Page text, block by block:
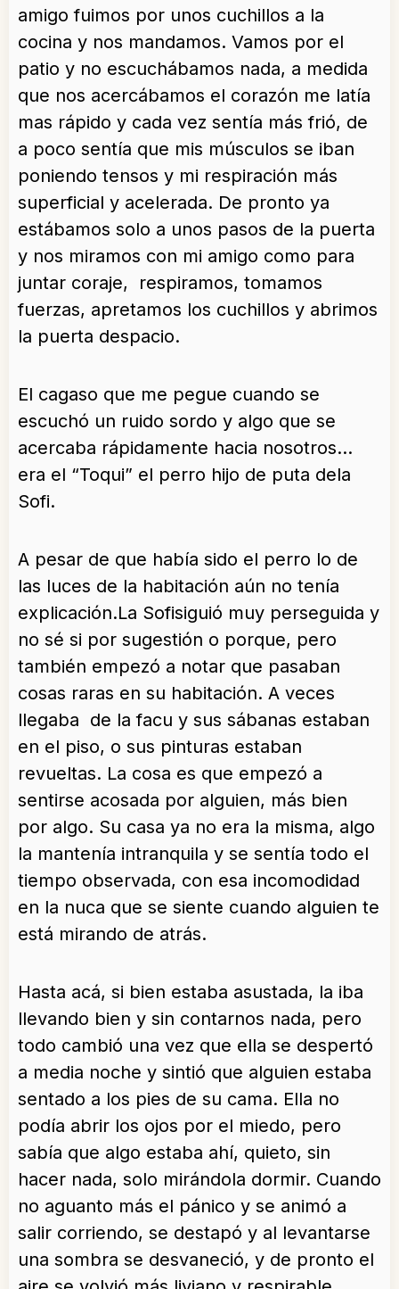
amigo fuimos por unos cuchillos a la
cocina y nos mandamos. Vamos por el
patio y no escuchábamos nada, a medida
que nos acercábamos el corazón me latía
mas rápido y cada vez sentía más frió, de
a poco sentía que mis músculos se iban
poniendo tensos y mi respiración más
superficial y acelerada. De pronto ya
estábamos solo a unos pasos de la puerta
y nos miramos con mi amigo como para
juntar coraje, respiramos, tomamos
fuerzas, apretamos los cuchillos y abrimos
la puerta despacio.
El cagaso que me pegue cuando se
escuchó un ruido sordo y algo que se
acercaba rápidamente hacia nosotros…
era el “Toqui” el perro hijo de puta dela
Sofi.
A pesar de que había sido el perro lo de
las luces de la habitación aún no tenía
explicación.La Sofisiguió muy perseguida y
no sé si por sugestión o porque, pero
también empezó a notar que pasaban
cosas raras en su habitación. A veces
llegaba de la facu y sus sábanas estaban
en el piso, o sus pinturas estaban
revueltas. La cosa es que empezó a
sentirse acosada por alguien, más bien
por algo. Su casa ya no era la misma, algo
la mantenía intranquila y se sentía todo el
tiempo observada, con esa incomodidad
en la nuca que se siente cuando alguien te
está mirando de atrás.
Hasta acá, si bien estaba asustada, la iba
llevando bien y sin contarnos nada, pero
todo cambió una vez que ella se despertó
a media noche y sintió que alguien estaba
sentado a los pies de su cama. Ella no
podía abrir los ojos por el miedo, pero
sabía que algo estaba ahí, quieto, sin
hacer nada, solo mirándola dormir. Cuando
no aguanto más el pánico y se animó a
salir corriendo, se destapó y al levantarse
una sombra se desvaneció, y de pronto el